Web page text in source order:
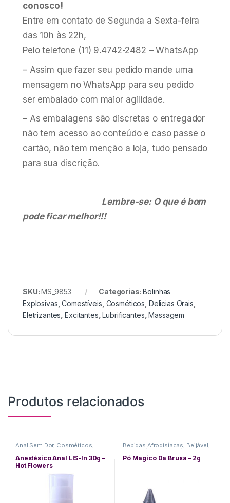
conosco!
Entre em contato de Segunda a Sexta-feira
das 10h às 22h,
Pelo telefone (11) 9.4742-2482 – WhatsApp
– Assim que fazer seu pedido mande uma
mensagem no WhatsApp para seu pedido
ser embalado com maior agilidade.
– As embalagens são discretas o entregador
não tem acesso ao conteúdo e caso passe o
cartão, não tem menção a loja, tudo pensado
para sua discrição.
Lembre-se: O que é bom
pode ficar melhor!!!
SKU:MS_9853 Categorias:Bolinhas
Explosivas,Comestíveis, Cosméticos, Delicias Orais,
Eletrizantes,Excitantes,Lubrificantes,Massagem
Produtos relacionados
Anal Sem Dor, Cosméticos,
Funcionais Lubrificantes Sexo
Anal
Anestésico Anal LIS-In 30g –
Hot Flowers
Bebidas Afrodisíacas, Beijável,
Comestíveis Cosméticos
Delicias Orais,Excitantes,
Funcionais
Pó Magico Da Bruxa – 2g